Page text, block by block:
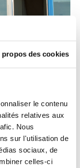
propos des cookies
le contenu
relatives aux
Nous
sur l'utilisation de
sociaux, de
celles-ci